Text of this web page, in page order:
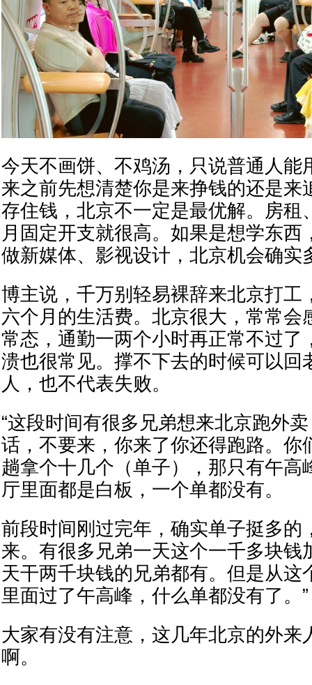
今天不画饼、不鸡汤，只说普通人能
来之前先想清楚你是来挣钱的还是来
存住钱，北京不一定是最优解。房租
月固定开支就很高。如果是想学东西
做新媒体、影视设计，北京机会确实
博主说，千万别轻易裸辞来北京打工
六个月的生活费。北京很大，常常会
常态，通勤一两个小时再正常不过了
溃也很常见。撑不下去的时候可以回
人，也不代表失败。
“这段时间有很多兄弟想来北京跑外
话，不要来，你来了你还得跑路。你
趟拿个十几个（单子），那只有午高
厅里面都是白板，一个单都没有。
前段时间刚过完年，确实单子挺多的
来。有很多兄弟一天这个一千多块钱
天干两千块钱的兄弟都有。但是从这
里面过了午高峰，什么单都没有了。”
大家有没有注意，这几年北京的外来
啊。